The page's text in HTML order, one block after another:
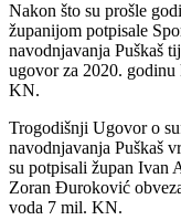
Nakon što su prošle
županijom potpisale
navodnjavanja Puškaš
ugovor za 2020.
KN.
Trogodišnji Ugovor o
navodnjavanja Puškaš
su potpisali župan Ivan
Zoran Đuroković
voda 7 mil. KN.